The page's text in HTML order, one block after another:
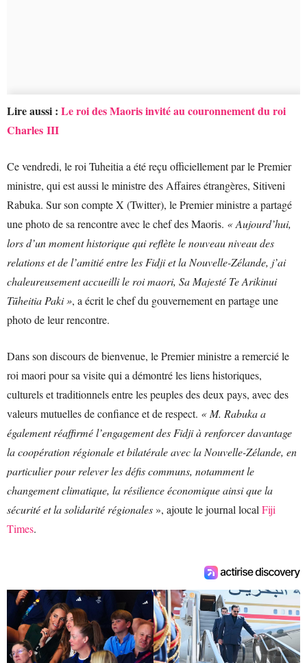
Lire aussi : Le roi des Maoris invité au couronnement du roi
Charles III
Ce vendredi, le roi Tuheitia a été reçu officiellement par le Premier
ministre, qui est aussi le ministre des Affaires étrangères, Sitiveni
Rabuka. Sur son compte X (Twitter), le Premier ministre a partagé
une photo de sa rencontre avec le chef des Maoris. « Aujourd’hui,
lors d’un moment historique qui reflète le nouveau niveau des
relations et de l’amitié entre les Fidji et la Nouvelle-Zélande, j’ai
chaleureusement accueilli le roi maori, Sa Majesté Te Arikinui
Tūheitia Paki », a écrit le chef du gouvernement en partage une
photo de leur rencontre.
Dans son discours de bienvenue, le Premier ministre a remercié le
roi maori pour sa visite qui a démontré les liens historiques,
culturels et traditionnels entre les peuples des deux pays, avec des
valeurs mutuelles de confiance et de respect. « M. Rabuka a
également réaffirmé l’engagement des Fidji à renforcer davantage
la coopération régionale et bilatérale avec la Nouvelle-Zélande, en
particulier pour relever les défis communs, notamment le
changement climatique, la résilience économique ainsi que la
sécurité et la solidarité régionales», ajoute le journal local Fiji
Times.